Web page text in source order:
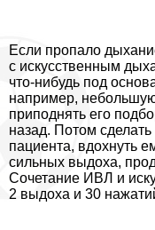
Если пропало
с искусственным
что-нибудь под
например,
приподнять его
назад. Потом
пациента, вдохнуть
сильных выдоха,
Сочетание ИВЛ и
2 выдоха и 30